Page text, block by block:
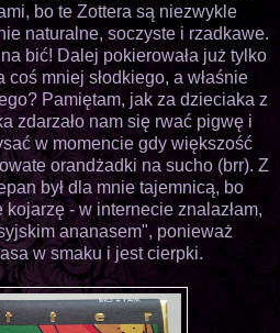
bo te Zottera są niezwykle
naturalne, soczyste i rzadkawe.
bić! Dalej pokierowała już tylko
coś mniej słodkiego, a właśnie
Pamiętam, jak za dzieciaka z
zdarzało nam się rwać pigwę i
w momencie gdy większość
orandżadki na sucho (brr). Z
był dla mnie tajemnicą, bo
kojarzę - w internecie znalazłam,
ananasem", ponieważ
w smaku i jest cierpki.